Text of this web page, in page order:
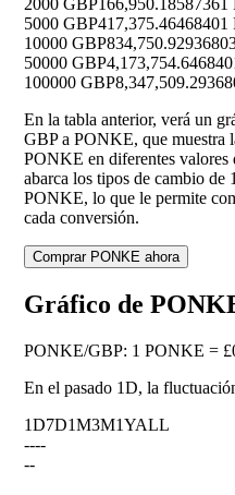
2000 GBP
5000 GBP
10000 GBP
50000 GBP
100000 GBP
En la tabla anterior, verá un
GBP a PONKE, que muestra
PONKE en diferentes valores
abarca los tipos de cambio de
PONKE, lo que le permite
cada conversión.
Comprar PONKE ahora
Gráfico de
PONKE/GBP: 1 PONKE =
En el pasado 1D, la
1D7D1M3M1YALL
----
--